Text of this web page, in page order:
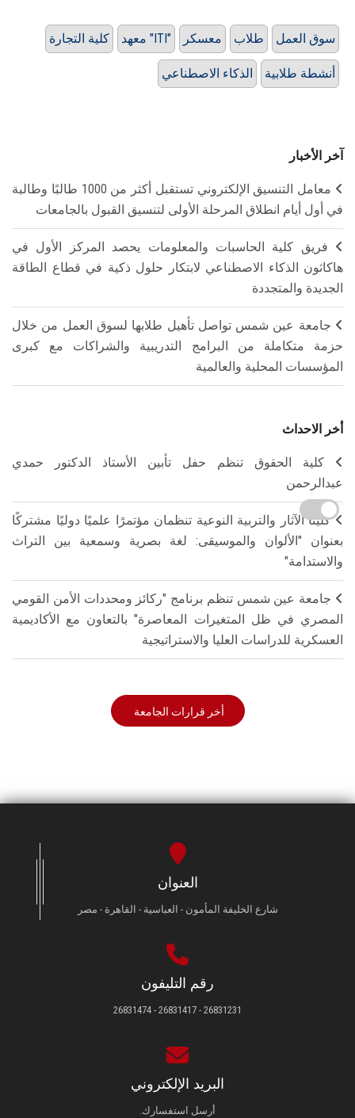
كلية التجارة معهد "ITI" معسكر طلاب سوق العمل
الذكاء الاصطناعي أنشطة طلابية
آخر الأخبار
معامل التنسيق الإلكتروني تستقبل أكثر من 1000 طالبًا وطالبة
في أول أيام انطلاق المرحلة الأولى لتنسيق القبول بالجامعات
فريق كلية الحاسبات والمعلومات يحصد المركز الأول في
هاكاثون الذكاء الاصطناعي لابتكار حلول ذكية في قطاع الطاقة
الجديدة والمتجددة
جامعة عين شمس تواصل تأهيل طلابها لسوق العمل من خلال
حزمة متكاملة من البرامج التدريبية والشراكات مع كبرى
المؤسسات المحلية والعالمية
أخر الاحداث
كلية الحقوق تنظم حفل تأبين الأستاذ الدكتور حمدي
عبدالرحمن
كليتا الآثار والتربية النوعية تنظمان مؤتمرًا علميًا دوليًا مشتركًا
بعنوان "الألوان والموسيقى: لغة بصرية وسمعية بين التراث
والاستدامة"
جامعة عين شمس تنظم برنامج "ركائز ومحددات الأمن القومي
المصري في ظل المتغيرات المعاصرة" بالتعاون مع الأكاديمية
العسكرية للدراسات العليا والاستراتيجية
أخر قرارات الجامعة
العنوان
شارع الخليفة المأمون - العباسية - القاهرة - مصر
رقم التليفون
26831231 - 26831417 - 26831474
البريد الإلكتروني
أرسل استفسارك.